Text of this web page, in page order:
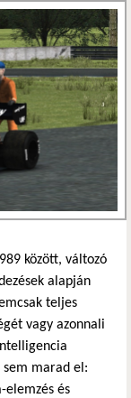
között, változó
alapján
teljes
vagy azonnali
sem marad el:
és